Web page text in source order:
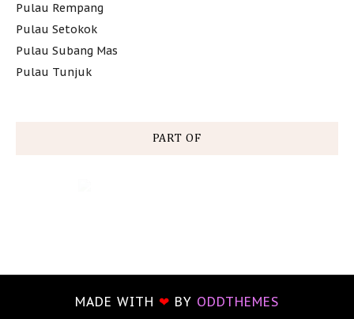
Pulau Rempang
Pulau Setokok
Pulau Subang Mas
Pulau Tunjuk
PART OF
MADE WITH ❤ BY ODDTHEMES